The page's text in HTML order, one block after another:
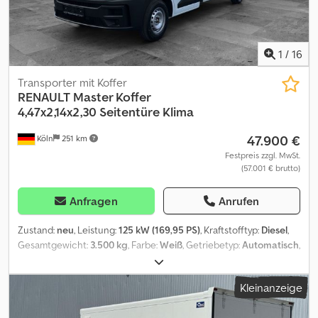
1 / 16
Köln 251 km
Transporter mit Koffer
RENAULT Master Koffer
4,47x2,14x2,30 Seitentüre Klima
47.900 €
Festpreis zzgl. MwSt.
(57.001 € brutto)
Anfragen Anrufen
Zustand: neu, Leistung:125 kW (169,95 PS), Kraftstofftyp: Diesel,
Gesamtgewicht: 3.500 kg , Farbe:Weiß , Getriebetyp:Automatisch
, Laderaumlänge:
Laderaumbreite:2.140 mm, Laderaumhöhe:2.300 mm, Baujahr:
ABS, Elektronisches Stabilitätsprogramm
(ESP), Klimaanlage, Ladebordwand, * Neufahrzeug mit
Kleinanzeige